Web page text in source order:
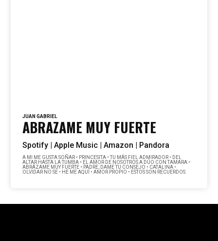
JUAN GABRIEL
ABRAZAME MUY FUERTE
Spotify |Apple Music |Amazon | Pandora
A MI ME GUSTA SOÑAR • PRINCESITA • TU MÁS FIEL ADMIRADOR • DEL
ALTAR HASTA LA TUMBA • EL AMOR DE NOSOTROS A DÚO CON TAMARA •
ABRÁZAME MUY FUERTE • PADRE, DAME TU CONSEJO • CATALINA •
OLVIDAR NO SE • HE ME AQUÍ • AMOR PROPIO • ESTOS SON RECUERDOS